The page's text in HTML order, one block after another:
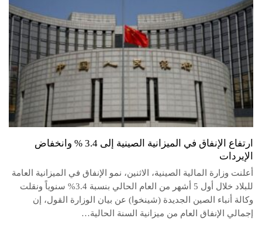
ارتفاع الإنفاق في الميزانية الصينية إلى 3.4 % وانخفاض
الإيردات
أعلنت وزارة المالية الصينية، الاثنين، نمو الإنفاق في الميزانية العامة
للبلاد خلال أول 5 أشهر من العام الحالي بنسبة 3.4% سنوياً ونقلت
وكالة أنباء الصين الجديدة (شينخوا) عن بيان الوزارة القول، إن
إجمالي الإنفاق العام من ميزانية السنة الحالية…